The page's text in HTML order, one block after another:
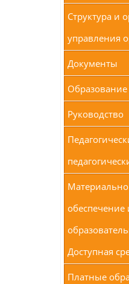
Структура и
управления
Документы
Образование
Руководство
обеспечение
Доступная
Платные